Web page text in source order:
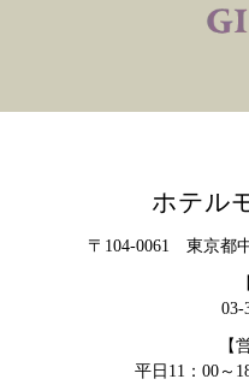
ホテル
〒104-0061 東京都
03-
【
平日11：00～